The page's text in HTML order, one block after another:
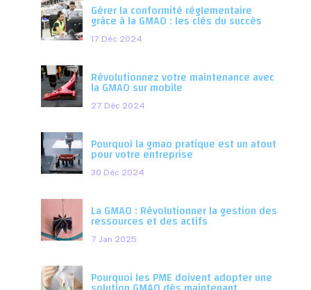
Gérer la conformité réglementaire
grâce à la GMAO : les clés du succès
17 Déc 2024
Révolutionnez votre maintenance avec
la GMAO sur mobile
27 Déc 2024
Pourquoi la gmao pratique est un atout
pour votre entreprise
30 Déc 2024
La GMAO : Révolutionner la gestion des
ressources et des actifs
7 Jan 2025
Pourquoi les PME doivent adopter une